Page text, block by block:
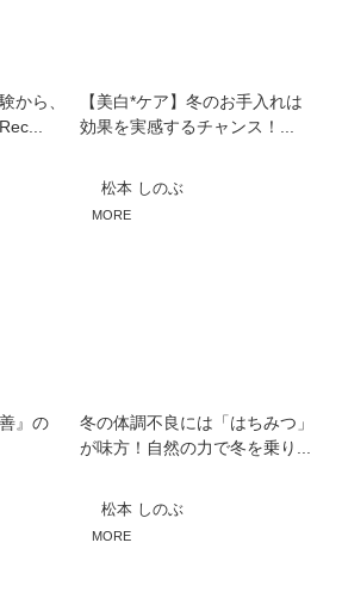
から、
【美白*ケア】冬のお手入れは
効果を実感するチャンス！...
松本 しのぶ
MORE
』の
冬の体調不良には「はちみつ」
が味方！自然の力で冬を乗り...
松本 しのぶ
MORE